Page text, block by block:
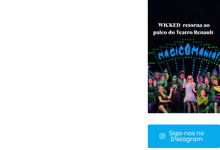
Siga-nos no
Instagram